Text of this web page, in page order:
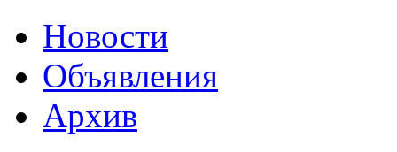
Новости
Объявления
Архив